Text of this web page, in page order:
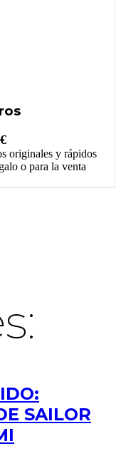
originales y rápidos
o para la venta
SAILOR